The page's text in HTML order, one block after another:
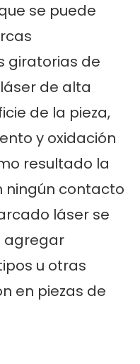
se puede
giratorias de
de alta
de la pieza,
y oxidación
resultado la
ningún contacto
láser se
agregar
u otras
en piezas de